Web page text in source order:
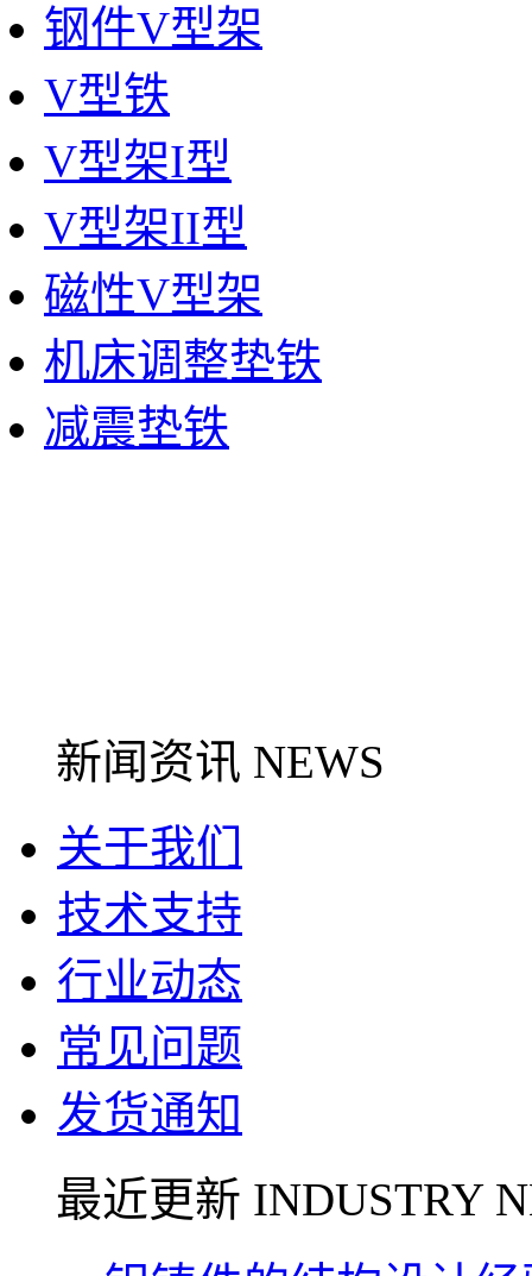
钢件V型架
V型铁
V型架I型
V型架II型
磁性V型架
机床调整垫铁
减震垫铁
新闻资讯 NEWS
关于我们
技术支持
行业动态
常见问题
发货通知
最近更新 INDUSTRY